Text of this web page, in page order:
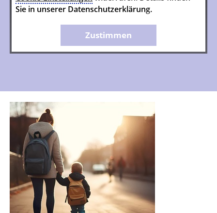
Sie in unserer Datenschutzerklärung.
Zustimmen